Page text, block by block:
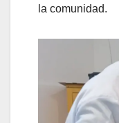
la comunidad.